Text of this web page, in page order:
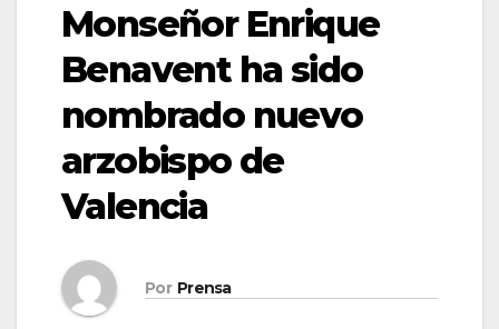
Monseñor Enrique
Benavent ha sido
nombrado nuevo
arzobispo de
Valencia
Por Prensa